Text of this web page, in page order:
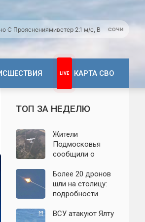
С Прояснениямиветер 2.1 м/с, В СОЧИ
КАРТА СВО
ТОП ЗА НЕДЕЛЮ
Жители
Подмосковья
сообщили о
обнародованы
подробности о
налёте
августа
Более 20 дронов
шли на столицу:
подробности
атаки на
ВСУ атакуют Ялту